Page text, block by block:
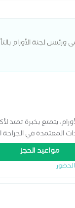
لجنة الأورام
يتمتع بخبرة تمتد
في الجراحة
عمل في عدد من
يضمن تقديم خدمة
مواعيد الحجز